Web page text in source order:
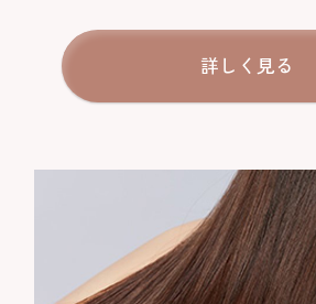
詳しく見る